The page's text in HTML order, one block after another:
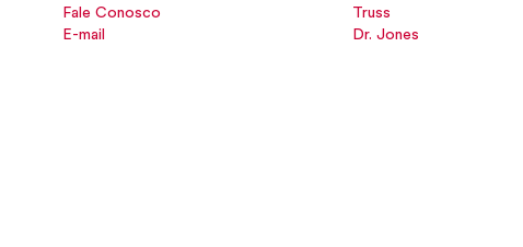
Fale Conosco
E-mail
Truss
Dr. Jones